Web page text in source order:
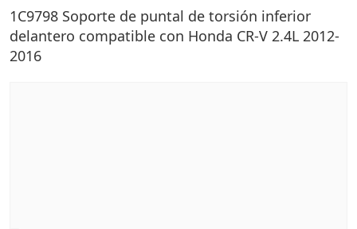
1C9798 Soporte de puntal de torsión inferior
delantero compatible con Honda CR-V 2.4L 2012-
2016